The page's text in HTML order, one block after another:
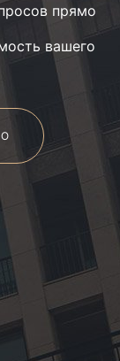
прямо
вашего